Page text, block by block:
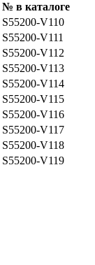
№ в каталоге
S55200-V110
S55200-V111
S55200-V112
S55200-V113
S55200-V114
S55200-V115
S55200-V116
S55200-V117
S55200-V118
S55200-V119